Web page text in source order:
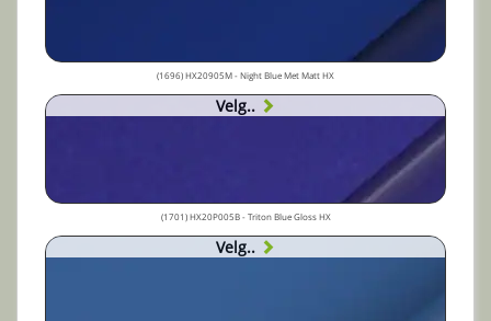
(1696) HX20905M - Night Blue Met Matt HX
Velg..
(1701) HX20P005B - Triton Blue Gloss HX
Velg..